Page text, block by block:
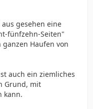
gesehen eine
fünfzehn-Seiten"
Haufen von
auch ein ziemliches
Grund, mit
kann.